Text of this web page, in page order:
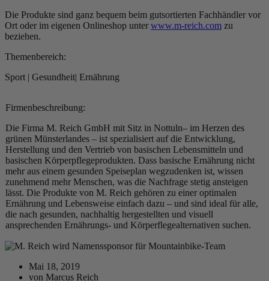
Die Produkte sind ganz bequem beim gutsortierten Fachhändler vor
Ort oder im eigenen Onlineshop unter www.m-reich.com zu
beziehen.
Themenbereich:
Sport | Gesundheit| Ernährung
Firmenbeschreibung:
Die Firma M. Reich GmbH mit Sitz in Nottuln– im Herzen des
grünen Münsterlandes – ist spezialisiert auf die Entwicklung,
Herstellung und den Vertrieb von basischen Lebensmitteln und
basischen Körperpflegeprodukten. Dass basische Ernährung nicht
mehr aus einem gesunden Speiseplan wegzudenken ist, wissen
zunehmend mehr Menschen, was die Nachfrage stetig ansteigen
lässt. Die Produkte von M. Reich gehören zu einer optimalen
Ernährung und Lebensweise einfach dazu – und sind ideal für alle,
die nach gesunden, nachhaltig hergestellten und visuell
ansprechenden Ernährungs- und Körperflegealternativen suchen.
Mai 18, 2019
von Marcus Reich